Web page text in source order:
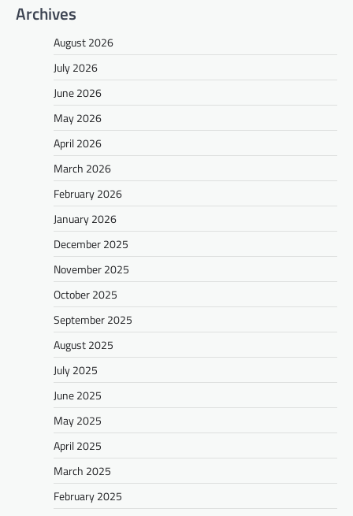
Archives
August 2026
July 2026
June 2026
May 2026
April 2026
March 2026
February 2026
January 2026
December 2025
November 2025
October 2025
September 2025
August 2025
July 2025
June 2025
May 2025
April 2025
March 2025
February 2025